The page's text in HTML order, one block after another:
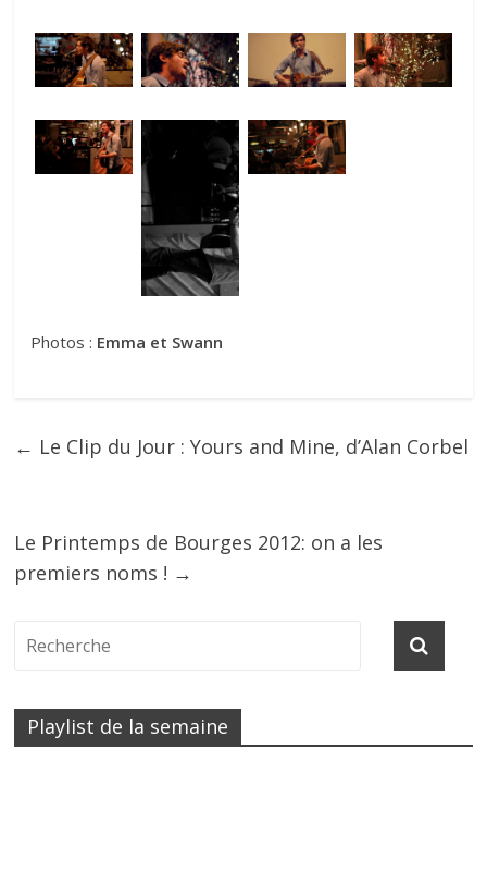
Photos : Emma et Swann
← Le Clip du Jour : Yours and Mine, d’Alan Corbel
Le Printemps de Bourges 2012: on a les
premiers noms ! →
Playlist de la semaine